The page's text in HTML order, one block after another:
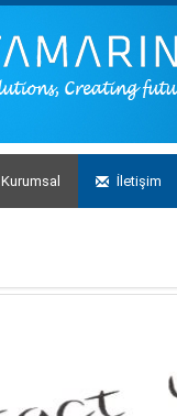
Kurumsal İletişim